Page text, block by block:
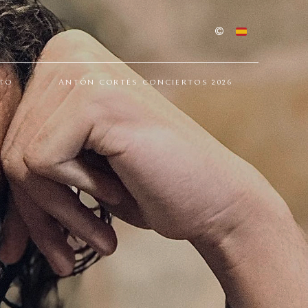
ANTÓN CORTÉS CONCIERTOS 2026